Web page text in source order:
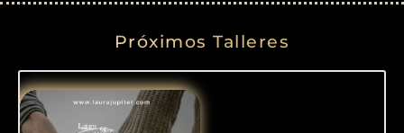
Próximos Talleres